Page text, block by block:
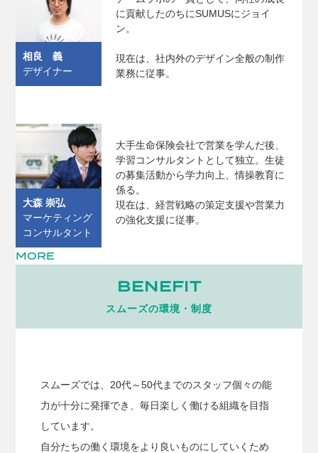
相良 義
デザイナー
に貢献したのちにSUMUSにジョイ
ン。
現在は、社内外のデザイン全般の制作
業務に従事。
大森 崇弘
マーケティング
コンサルタント
大手生命保険会社で営業を学んだ後、
学習コンサルタントとして独立。生徒
の募集活動から学力向上、情操教育に
係る。
現在は、経営戦略の策定支援や営業力
の強化支援に従事。
MORE
BENEFIT
スムーズの環境・制度
スムーズでは、20代～50代までのスタッフ個々の能
力が十分に発揮でき、毎日楽しく働ける組織を目指
しています。
自分たちの働く環境をより良いものにしていくため